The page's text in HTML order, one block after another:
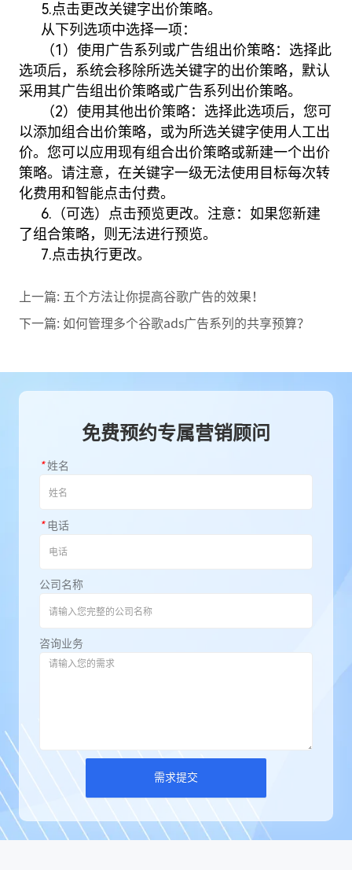
5.点击更改关键字出价策略。
从下列选项中选择一项：
（1）使用广告系列或广告组出价策略：选择此
选项后，系统会移除所选关键字的出价策略，默认
采用其广告组出价策略或广告系列出价策略。
（2）使用其他出价策略：选择此选项后，您可
以添加组合出价策略，或为所选关键字使用人工出
价。您可以应用现有组合出价策略或新建一个出价
策略。请注意，在关键字一级无法使用目标每次转
化费用和智能点击付费。
6.（可选）点击预览更改。注意：如果您新建
了组合策略，则无法进行预览。
7.点击执行更改。
上一篇: 五个方法让你提高谷歌广告的效果！
下一篇:如何管理多个谷歌ads广告系列的共享预算？
免费预约专属营销顾问
*姓名
*电话
公司名称
咨询业务
需求提交